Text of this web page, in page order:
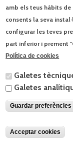
Jocs d’estiu 3/6/
412 00 30 |
Contacta
amb els teus hàbits de
consents la seva
configurar les teves
part inferior i prement
Política de cookies
Galetes
Galetes
Guardar preferències
Acceptar cookies